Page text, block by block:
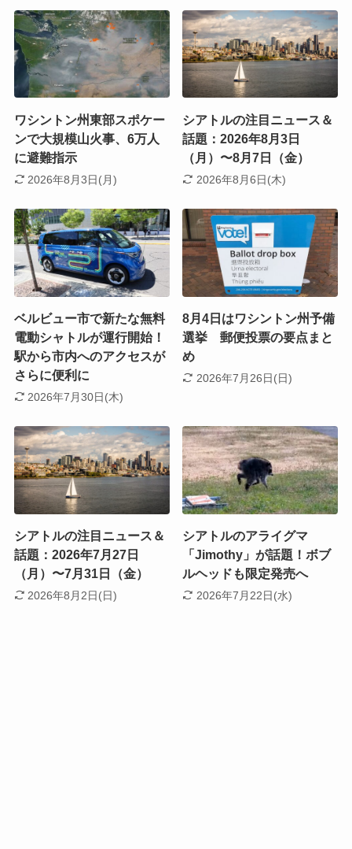
ワシントン州東部スポケー
ンで大規模山火事、6万人
に避難指示
2026年8月3日(月)
シアトルの注目ニュース＆
話題：2026年8月3日
（月）〜8月7日（金）
2026年8月6日(木)
ベルビュー市で新たな無料
電動シャトルが運行開始！
駅から市内へのアクセスが
さらに便利に
2026年7月30日(木)
8月4日はワシントン州予備
選挙 郵便投票の要点まと
め
2026年7月26日(日)
シアトルの注目ニュース＆
話題：2026年7月27日
（月）〜7月31日（金）
2026年8月2日(日)
シアトルのアライグマ
「Jimothy」が話題！ボブ
ルヘッドも限定発売へ
2026年7月22日(水)